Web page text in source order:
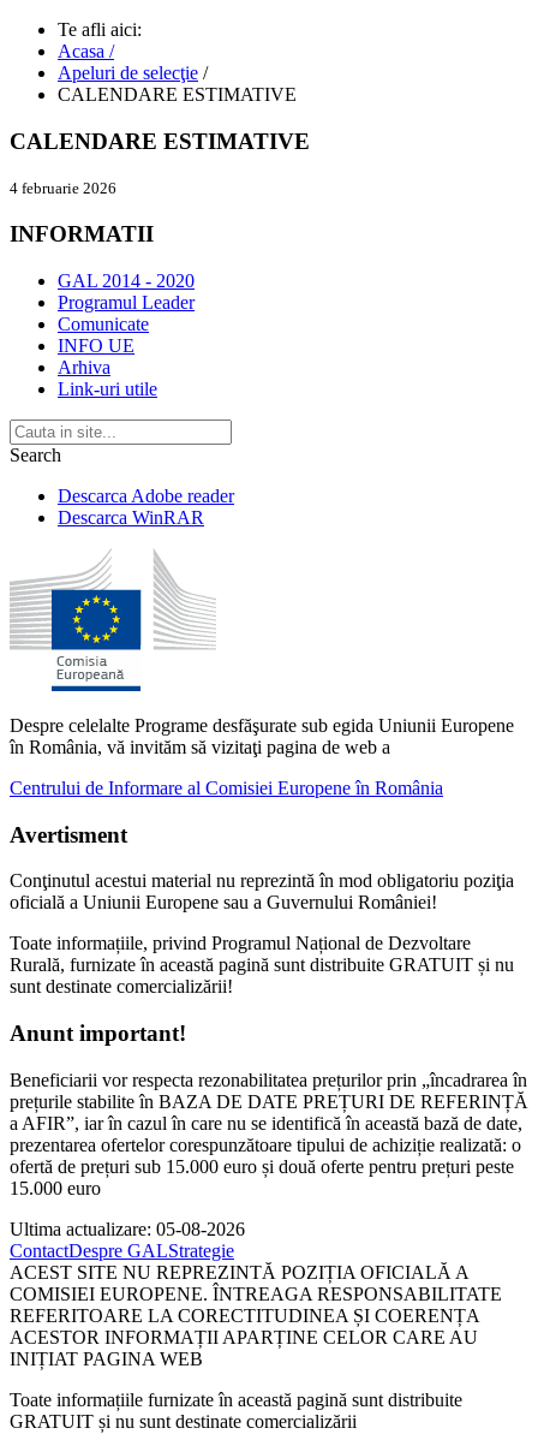
Te afli aici:
Acasa /
Apeluri de selecţie /
CALENDARE ESTIMATIVE
CALENDARE ESTIMATIVE
4 februarie 2026
INFORMATII
GAL 2014 - 2020
Programul Leader
Comunicate
INFO UE
Arhiva
Link-uri utile
Search
Descarca Adobe reader
Descarca WinRAR
Despre celelalte Programe desfăşurate sub egida Uniunii Europene
în România, vă invităm să vizitaţi pagina de web a
Centrului de Informare al Comisiei Europene în România
Avertisment
Conţinutul acestui material nu reprezintă în mod obligatoriu poziţia
oficială a Uniunii Europene sau a Guvernului României!
Toate informațiile, privind Programul Național de Dezvoltare
Rurală, furnizate în această pagină sunt distribuite GRATUIT și nu
sunt destinate comercializării!
Anunt important!
Beneficiarii vor respecta rezonabilitatea prețurilor prin „încadrarea în
prețurile stabilite în BAZA DE DATE PREȚURI DE REFERINȚĂ
a AFIR”, iar în cazul în care nu se identifică în această bază de date,
prezentarea ofertelor corespunzătoare tipului de achiziție realizată: o
ofertă de prețuri sub 15.000 euro și două oferte pentru prețuri peste
15.000 euro
Ultima actualizare: 05-08-2026
ContactDespre GALStrategie
ACEST SITE NU REPREZINTĂ POZIȚIA OFICIALĂ A
COMISIEI EUROPENE. ÎNTREAGA RESPONSABILITATE
REFERITOARE LA CORECTITUDINEA ȘI COERENȚA
ACESTOR INFORMAȚII APARȚINE CELOR CARE AU
INIȚIAT PAGINA WEB
Toate informațiile furnizate în această pagină sunt distribuite
GRATUIT și nu sunt destinate comercializării